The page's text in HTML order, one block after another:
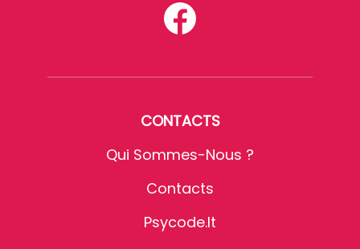
CONTACTS
Qui Sommes-Nous ?
Contacts
Psycode.it